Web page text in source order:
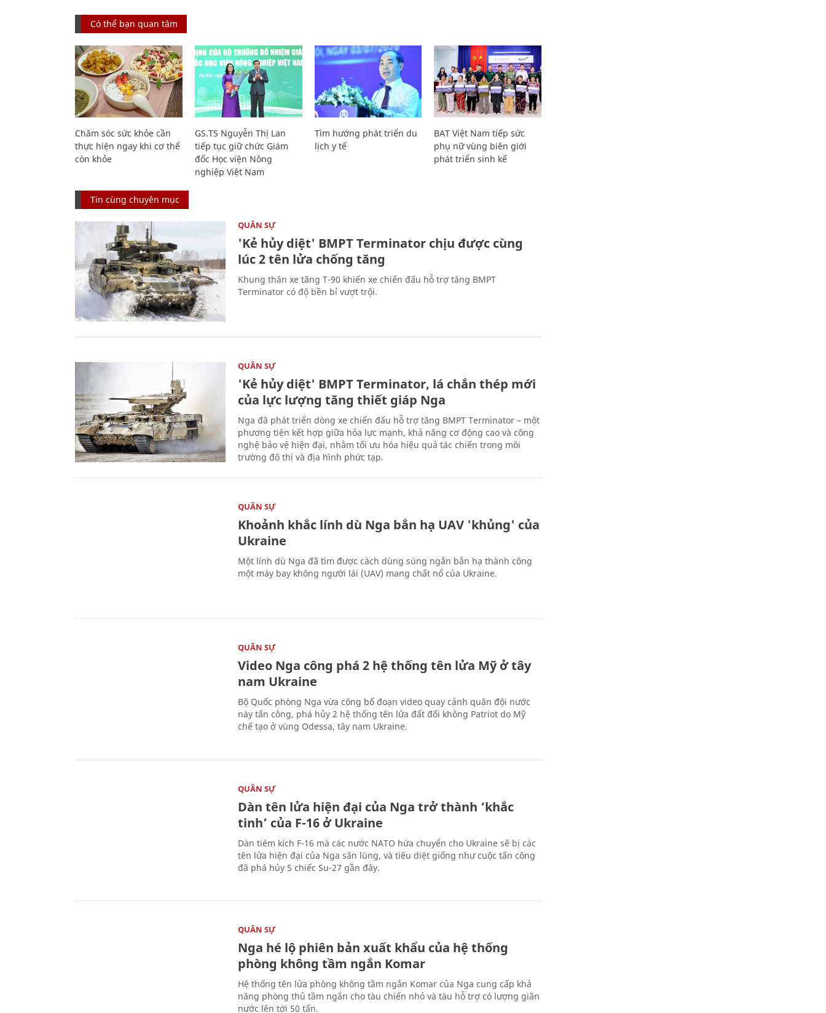
Có thể bạn quan tâm
Chăm sóc sức khỏe cần
thực hiện ngay khi cơ thể
còn khỏe
GS.TS Nguyễn Thị Lan
tiếp tục giữ chức Giám
đốc Học viện Nông
nghiệp Việt Nam
Tìm hướng phát triển du
lịch y tế
BAT Việt Nam tiếp sức
phụ nữ vùng biên giới
phát triển sinh kế
Tin cùng chuyên mục
QUÂN SỰ
'Kẻ hủy diệt' BMPT Terminator chịu được cùng
lúc 2 tên lửa chống tăng
Khung thân xe tăng T-90 khiến xe chiến đấu hỗ trợ tăng BMPT
Terminator có độ bền bỉ vượt trội.
QUÂN SỰ
'Kẻ hủy diệt' BMPT Terminator, lá chắn thép mới
của lực lượng tăng thiết giáp Nga
Nga đã phát triển dòng xe chiến đấu hỗ trợ tăng BMPT Terminator – một
phương tiện kết hợp giữa hỏa lực mạnh, khả năng cơ động cao và công
nghệ bảo vệ hiện đại, nhằm tối ưu hóa hiệu quả tác chiến trong môi
trường đô thị và địa hình phức tạp.
QUÂN SỰ
Khoảnh khắc lính dù Nga bắn hạ UAV 'khủng' của
Ukraine
Một lính dù Nga đã tìm được cách dùng súng ngắn bắn hạ thành công
một máy bay không người lái (UAV) mang chất nổ của Ukraine.
QUÂN SỰ
Video Nga công phá 2 hệ thống tên lửa Mỹ ở tây
nam Ukraine
Bộ Quốc phòng Nga vừa công bố đoạn video quay cảnh quân đội nước
này tấn công, phá hủy 2 hệ thống tên lửa đất đối không Patriot do Mỹ
chế tạo ở vùng Odessa, tây nam Ukraine.
QUÂN SỰ
Dàn tên lửa hiện đại của Nga trở thành ‘khắc
tinh’ của F-16 ở Ukraine
Dàn tiêm kích F-16 mà các nước NATO hứa chuyển cho Ukraine sẽ bị các
tên lửa hiện đại của Nga săn lùng, và tiêu diệt giống như cuộc tấn công
đã phá hủy 5 chiếc Su-27 gần đây.
QUÂN SỰ
Nga hé lộ phiên bản xuất khẩu của hệ thống
phòng không tầm ngắn Komar
Hệ thống tên lửa phòng không tầm ngắn Komar của Nga cung cấp khả
năng phòng thủ tầm ngắn cho tàu chiến nhỏ và tàu hỗ trợ có lượng giãn
nước lên tới 50 tấn.